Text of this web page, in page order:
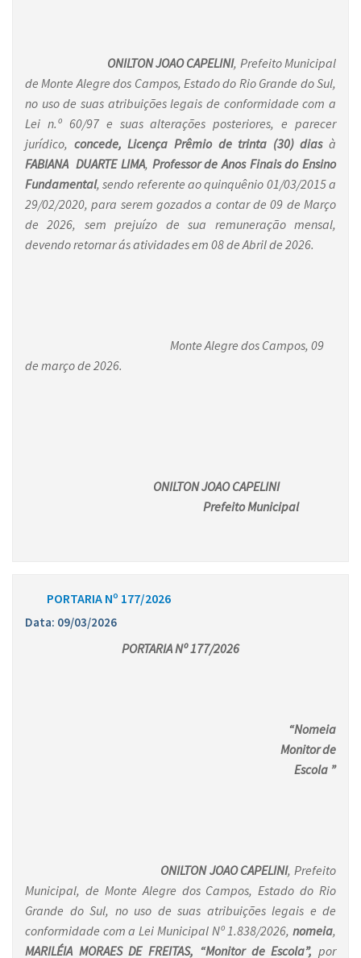
ONILTON JOAO CAPELINI, Prefeito Municipal
de Monte Alegre dos Campos, Estado do Rio Grande do Sul,
no uso de suas atribuições legais de conformidade com a
Lei n.º 60/97 e suas alterações posteriores, e parecer
jurídico, concede, Licença Prêmio de trinta (30) diasà
FABIANA DUARTE LIMA, Professor de Anos Finais do Ensino
Fundamental, sendo referente ao quinquênio 01/03/2015 a
29/02/2020, para serem gozados a contar de 09 de Março
de 2026, sem prejuízo de sua remuneração mensal,
devendo retornar ás atividades em 08 de Abril de 2026.
Monte Alegre dos Campos, 09
de março de 2026.
ONILTON JOAO CAPELINI
Prefeito Municipal
PORTARIA Nº 177/2026
Data: 09/03/2026
PORTARIA Nº 177/2026
“Nomeia
Monitor de
Escola ”
ONILTON JOAO CAPELINI, Prefeito
Municipal, de Monte Alegre dos Campos, Estado do Rio
Grande do Sul, no uso de suas atribuições legais e de
conformidade com a Lei Municipal Nº 1.838/2026, nomeia,
MARILÉIA MORAES DE FREITAS, “Monitor de Escola”, por